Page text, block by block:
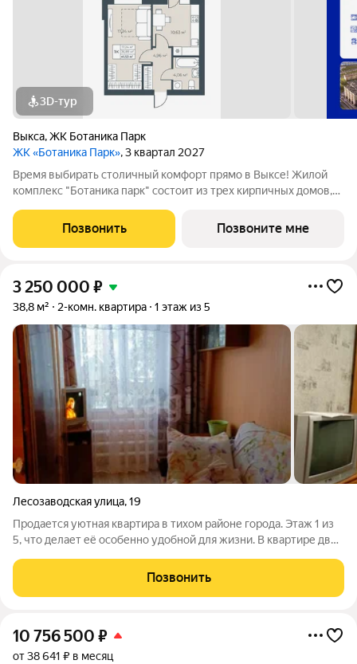
3D-тур
Выкса,ЖК Ботаника Парк
ЖК «Ботаника Парк», 3 квартал 2027
Время выбирать столичный комфорт прямо в Выксе! Жилой
комплекс "Ботаника парк" состоит из трех кирпичных домов,
территория обеспечивает безопасное пространство для
отдыха детей и взрослых, а
Позвонить Позвоните мне
3 250 000 ₽
38,8 м² 2-комн. квартира 1 этаж из 5
Лесозаводская улица,19
Продается уютная квартира в тихом районе города. Этаж 1 из
5, что делает её особенно удобной для жизни. В квартире две
метров. Особенностью этого варианта является его
экономичность. Здесь вы
Позвонить
10 756 500 ₽
от 38 641 ₽ в месяц